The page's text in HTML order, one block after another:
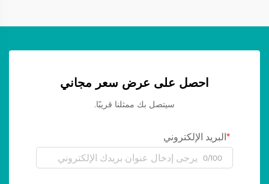
احصل على عرض سعر مجاني
سيتصل بك ممثلنا قريبًا.
البريد الإلكتروني
0/100